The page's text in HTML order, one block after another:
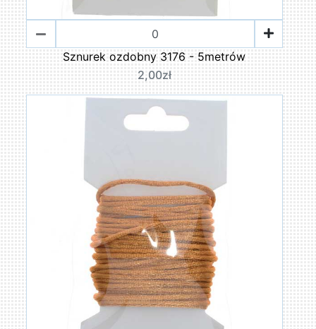
Sznurek ozdobny 3176 - 5metrów
2,00zł